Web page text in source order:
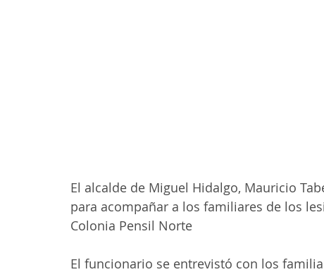
El alcalde de Miguel Hidalgo, Mauricio
para acompañar a los familiares de los
Colonia Pensil Norte
El funcionario se entrevistó con los